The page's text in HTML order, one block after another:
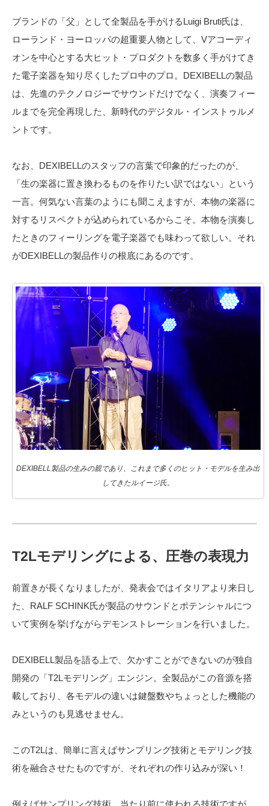
ブランドの「父」として全製品を手がけるLuigi Bruti氏は、
ローランド・ヨーロッパの超重要人物として、Vアコーディ
オンを中心とする大ヒット・プロダクトを数多く手がけてき
た電子楽器を知り尽くしたプロ中のプロ。DEXIBELLの製品
は、先進のテクノロジーでサウンドだけでなく、演奏フィー
ルまでを完全再現した、新時代のデジタル・インストゥルメ
ントです。
なお、DEXIBELLのスタッフの言葉で印象的だったのが、
「生の楽器に置き換わるものを作りたい訳ではない」という
一言。何気ない言葉のようにも聞こえますが、本物の楽器に
対するリスペクトが込められているからこそ。本物を演奏し
たときのフィーリングを電子楽器でも味わって欲しい。それ
がDEXIBELLの製品作りの根底にあるのです。
DEXIBELL製品の生みの親であり、これまで多くのヒット・モデルを生み出
してきたルイージ氏。
T2Lモデリングによる、圧巻の表現力
前置きが長くなりましたが、発表会ではイタリアより来日し
た、RALF SCHINK氏が製品のサウンドとポテンシャルにつ
いて実例を挙げながらデモンストレーションを行いました。
DEXIBELL製品を語る上で、欠かすことができないのが独自
開発の「T2Lモデリング」エンジン。全製品がこの音源を搭
載しており、各モデルの違いは鍵盤数やちょっとした機能の
みというのも見逃せません。
このT2Lは、簡単に言えばサンプリング技術とモデリング技
術を融合させたものですが、それぞれの作り込みが深い！
例えばサンプリング技術。当たり前に使われる技術ですが、